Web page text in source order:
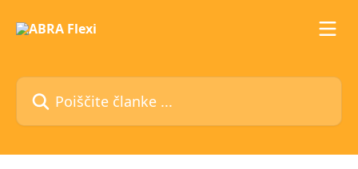
Poiščite članke ...